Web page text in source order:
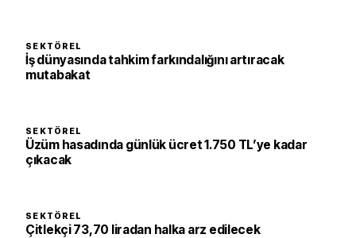
SEKTÖREL
İş dünyasında tahkim farkındalığını artıracak
mutabakat
SEKTÖREL
Üzüm hasadında günlük ücret 1.750 TL’ye kadar
çıkacak
SEKTÖREL
Çitlekçi 73,70 liradan halka arz edilecek